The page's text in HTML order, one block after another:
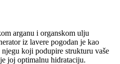
arganu i organskom ulju
iz lavere pogodan je kao
koji podupire strukturu vaše
joj optimalnu hidrataciju.